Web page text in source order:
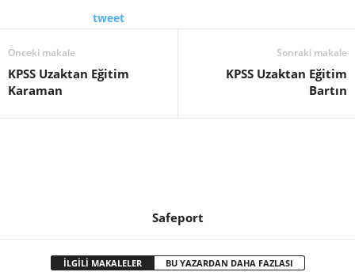
tweet
Önceki makale
KPSS Uzaktan Eğitim
Karaman
Sonraki makale
KPSS Uzaktan Eğitim
Bartın
Safeport
İLGİLİ MAKALELER BU YAZARDAN DAHA FAZLASI